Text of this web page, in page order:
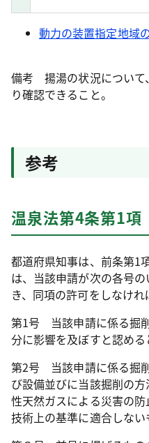
動力の装置指定地域
備考 揚湯の状況について
り確認できること。
参考
温泉法第4条第1項
都道府県知事は、前条第1
は、当該申請が次の各号
き、同項の許可をしなけれ
第1号 当該申請に係る掘
分に影響を及ぼすと認める
第2号 当該申請に係る掘
び設備並びに当該掘削の
性天然ガスによる災害の
技術上の基準に適合しない